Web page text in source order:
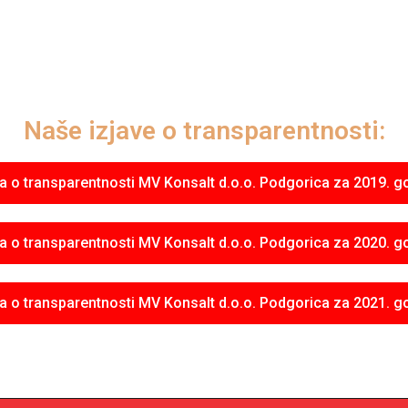
Naše izjave o transparentnosti:
o transparentnosti MV Konsalt d.o.o. Podgorica za 2019.
o transparentnosti MV Konsalt d.o.o. Podgorica za 2020.
o transparentnosti MV Konsalt d.o.o. Podgorica za 2021.